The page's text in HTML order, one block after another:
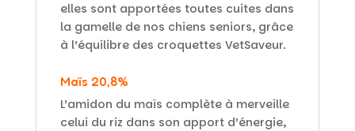
elles sont apportées toutes cuites dans
la gamelle de nos chiens seniors, grâce
à l’équilibre des croquettes VetSaveur.
Maïs 20,8%
L’amidon du maïs complète à merveille
celui du riz dans son apport d’énergie,